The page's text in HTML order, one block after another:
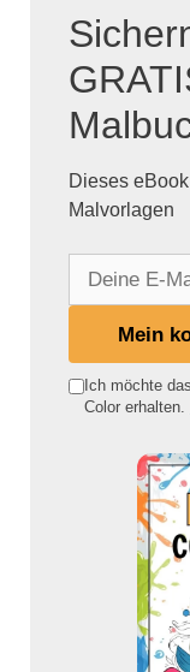
Dieses
Malvorlagen
e
Mein
Ich möchte
Color erhalten.